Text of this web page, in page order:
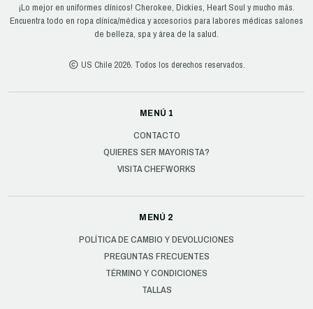
¡Lo mejor en uniformes clínicos! Cherokee, Dickies, Heart Soul y mucho más.
Encuentra todo en ropa clínica/médica y accesorios para labores médicas salones
de belleza, spa y área de la salud.
US Chile 2026. Todos los derechos reservados.
MENÚ 1
CONTACTO
QUIERES SER MAYORISTA?
VISITA CHEFWORKS
MENÚ 2
POLÍTICA DE CAMBIO Y DEVOLUCIONES
PREGUNTAS FRECUENTES
TÉRMINO Y CONDICIONES
TALLAS